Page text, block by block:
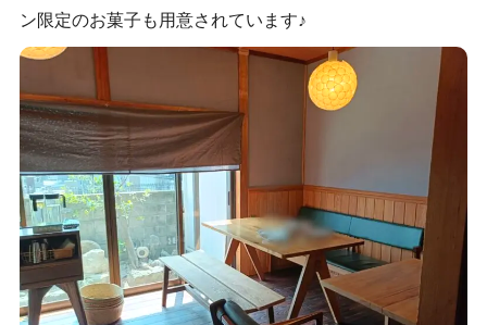
ン限定のお菓子も用意されています♪